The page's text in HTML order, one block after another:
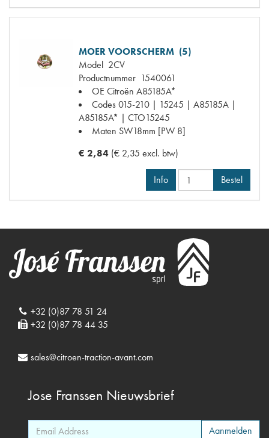
MOER VOORSCHERM (5)
Model 2CV
Productnummer 1540061
OE Citroën A85185A*
Codes015-210 | 15245 | A85185A |
A85185A* | CTO15245
Maten SW18mm [PW 8]
€ 2,84 (€ 2,35 excl. btw)
Info Bestel
+32 (0)87 78 51 24
+32 (0)87 78 44 35
sales@citroen-traction-avant.com
Jose Franssen Nieuwsbrief